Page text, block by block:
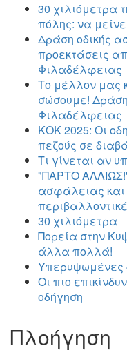
30 χιλιόμετρα
πόλης: να
Δράση οδικής
προεκτάσεις
Φιλαδέλφειας
Το μέλλον μας
σώσουμε!
Φιλαδέλφειας
ΚΟΚ 2025: Οι
πεζούς σε
Τι γίνεται αν
"ΠΑΡΤΟ
ασφάλειας και
30 χιλιόμετρα
Πορεία στην
άλλα πολλά!
Υπερυψωμένες
Οι πιο
οδήγηση
Πλοήγηση